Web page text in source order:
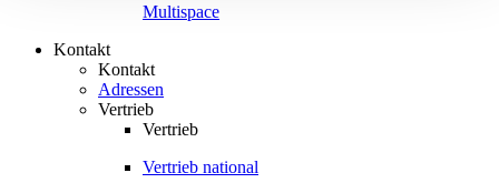
Multispace
Kontakt
Kontakt
Adressen
Vertrieb
Vertrieb
Vertrieb national